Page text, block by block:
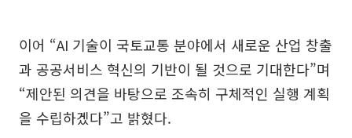
이어 “AI 기술이 국토교통 분야에서 새로운 산업 창출
과 공공서비스 혁신의 기반이 될 것으로 기대한다”며
“제안된 의견을 바탕으로 조속히 구체적인 실행 계획
을 수립하겠다”고 밝혔다.